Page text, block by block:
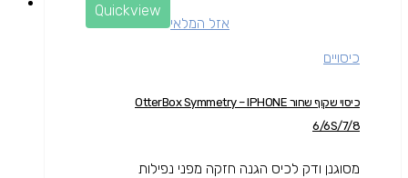
Quickview
אזל המלאי
כיסויים
כיסוי שקוף שחור OtterBox Symmetry – IPHONE
6/6S/7/8
מסוגנן ודק לכיס הגנה חזקה מפני נפילות